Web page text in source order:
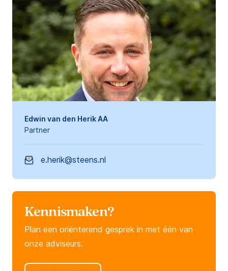
Edwin van den Herik AA
Partner
e.herik@steens.nl
Kennismaken?
Plan een oriënterend gesprek in met één van
onze adviseurs.